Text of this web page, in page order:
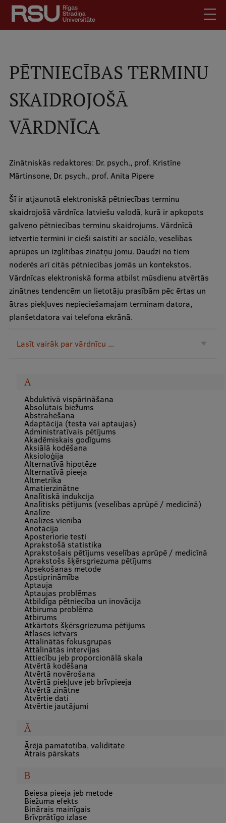
Skip
main
content
Latviski
augšējā
izvēlne
Students
Alumni
Library
How to find us
Jobs
Mobile
galvenā
izvēlne
Study Here
Undergraduate Programmes
Doctoral Studies
Your Start in Riga
Why choose RSU?
Medizinstudium an der RSU
International Student Ambassadors
About Us
Student life
Study bases
Faculties
Our people
Strategy
Structure
History
Visual Identity
RSU Great Hall
Museums and exhibitions
Development and research projects
Virtual tour
Study and environmental accessibility
PĒTNIECĪBAS TERMINU
SKAIDROJOŠĀ
VĀRDNĪCA
Zinātniskās redaktores: Dr. psych., prof. Kristīne
Mārtinsone, Dr. psych., prof. Anita Pipere
Šī ir atjaunotā elektroniskā pētniecības terminu
skaidrojošā vārdnīca latviešu valodā, kurā ir apkopots
galveno pētniecības terminu skaidrojums. Vārdnīcā
ietvertie termini ir cieši saistīti ar sociālo, veselības
aprūpes un izglītības zinātņu jomu. Daudzi no tiem
noderēs arī citās pētniecības jomās un kontekstos.
Vārdnīcas elektroniskā forma atbilst mūsdienu atvērtās
zinātnes tendencēm un lietotāju prasībām pēc ērtas un
ātras piekļuves nepieciešamajam terminam datora,
planšetdatora vai telefona ekrānā.
Lasīt vairāk par vārdnīcu ...
A
Abduktīvā vispārināšana
Absolūtais biežums
Abstrahēšana
Adaptācija (testa vai aptaujas)
Administratīvais pētījums
Akadēmiskais godīgums
Aksiālā kodēšana
Aksioloģija
Alternatīvā hipotēze
Alternatīvā pieeja
Altmetrika
Amatierzinātne
Analītiskā indukcija
Analītisks pētījums (veselības aprūpē / medicīnā)
Analīze
Analīzes vienība
Anotācija
Aposteriorie testi
Aprakstošā statistika
Aprakstošais pētījums veselības aprūpē / medicīnā
Aprakstošs šķērsgriezuma pētījums
Apsekošanas metode
Apstiprināmība
Aptauja
Aptaujas problēmas
Atbildīga pētniecība un inovācija
Atbiruma problēma
Atbirums
Atkārtots šķērsgriezuma pētījums
Atlases ietvars
Attālinātās fokusgrupas
Attālinātās intervijas
Attiecību jeb proporcionālā skala
Atvērtā kodēšana
Atvērtā novērošana
Atvērtā piekļuve jeb brīvpieeja
Atvērtā zinātne
Atvērtie dati
Atvērtie jautājumi
Ā
Ārējā pamatotība, validitāte
Ātrais pārskats
B
Beiesa pieeja jeb metode
Biežuma efekts
Binārais mainīgais
Brīvprātīgo izlase